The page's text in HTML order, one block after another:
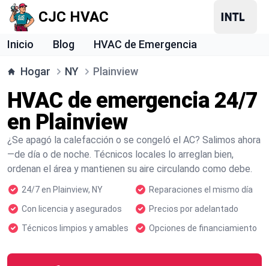
CJC HVAC
Inicio Blog HVAC de Emergencia
Hogar NY Plainview
HVAC de emergencia 24/7
en Plainview
¿Se apagó la calefacción o se congeló el AC? Salimos ahora
—de día o de noche. Técnicos locales lo arreglan bien,
ordenan el área y mantienen su aire circulando como debe.
24/7 en Plainview, NY
Reparaciones el mismo día
Con licencia y asegurados
Precios por adelantado
Técnicos limpios y amables
Opciones de financiamiento